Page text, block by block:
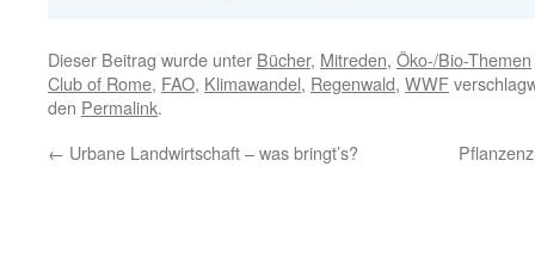
Dieser Beitrag wurde unter Bücher, Mitreden, Öko-/Bio-Themen
Club of Rome, FAO, Klimawandel, Regenwald, WWF
den Permalink.
← Urbane Landwirtschaft – was bringt’s?